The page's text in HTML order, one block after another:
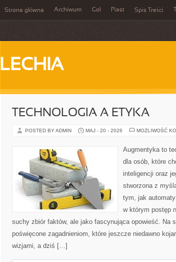
Strona główna Archiwum Gol Piast Spis Treści
LECHIA
TECHNOLOGIA A ETYKA
POSTED BY ADMIN MAJ - 20 - 2026 MOŻLIWOŚĆ
Augmentyka to
dla osób, które
inteligencji oraz
stworzona z
tym, jak
w którym postęp
suchy zbiór faktów, ale jako fascynująca opowieść. Na
poświęcone zagadnieniom, które jeszcze niedawno
wizjami, a dziś […]